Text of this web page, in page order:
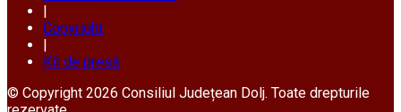
Copyright
Kit de presă
© Copyright 2026 Consiliul Județean Dolj. Toate drepturile